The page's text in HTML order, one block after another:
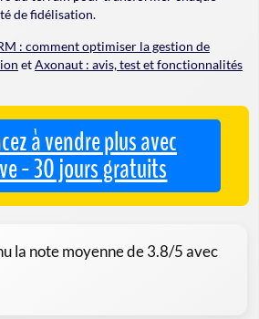
de fidélisation.
: comment optimiser la gestion de
etAxonaut : avis, test et fonctionnalités
à vendre plus avec
- 30 jours gratuits
la note moyenne de3.8/5 avec